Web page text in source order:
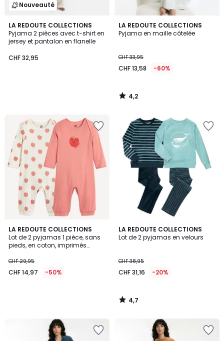
Nouveauté
LA REDOUTE COLLECTIONS
Pyjama 2 pièces avec t-shirt en
jersey et pantalon en flanelle
CHF 32,95
LA REDOUTE COLLECTIONS
Pyjama en maille côtelée
CHF 33,95
CHF 13,58 -60%
4,2
/ 5
4,2
/
LA REDOUTE COLLECTIONS
Lot de 2 pyjamas 1 pièce, sans
pieds, en coton, imprimés
CHF 29,95
CHF 14,97 -50%
LA REDOUTE COLLECTIONS
Lot de 2 pyjamas en velours
CHF 38,95
CHF 31,16 -20%
4,7
/ 5
4,7
/